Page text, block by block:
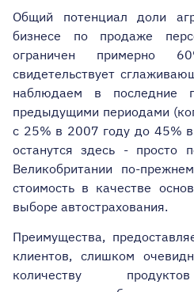
Общий потенциал доли
бизнесе по продаже
ограничен примерно
свидетельствует
наблюдаем в последние
предыдущими периодами
с 25% в 2007 году до 45%
останутся здесь - просто
Великобритании по-
стоимость в качестве
выборе автострахования.
Преимущества,
клиентов, слишком
количеству